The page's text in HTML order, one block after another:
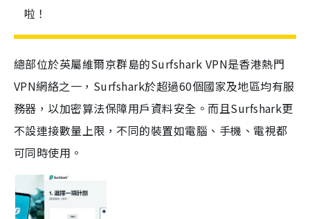
啦！
總部位於英屬維爾京群島的Surfshark VPN是香港熱門
VPN網絡之一，Surfshark於超過60個國家及地區均有服
務器，以加密算法保障用戶資料安全。而且Surfshark更
不設連接數量上限，不同的裝置如電腦、手機、電視都
可同時使用。